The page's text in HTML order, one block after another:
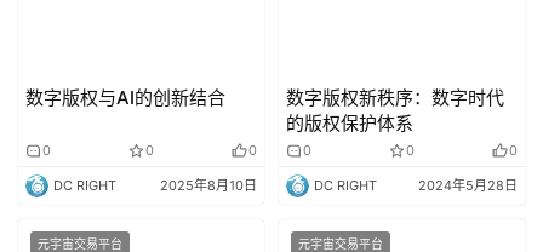
数字版权与AI的创新结合
0 0 0
DC RIGHT 2025年8月10日
数字版权新秩序：数字时代
的版权保护体系
0 0 0
DC RIGHT 2024年5月28日
元宇宙交易平台 元宇宙交易平台